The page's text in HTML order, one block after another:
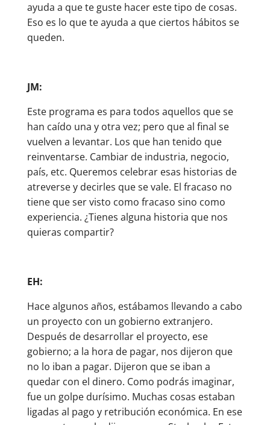
ayuda a que te guste hacer este tipo de cosas.
Eso es lo que te ayuda a que ciertos hábitos se
queden.
JM:
Este programa es para todos aquellos que se
han caído una y otra vez; pero que al final se
vuelven a levantar. Los que han tenido que
reinventarse. Cambiar de industria, negocio,
país, etc. Queremos celebrar esas historias de
atreverse y decirles que se vale. El fracaso no
tiene que ser visto como fracaso sino como
experiencia. ¿Tienes alguna historia que nos
quieras compartir?
EH:
Hace algunos años, estábamos llevando a cabo
un proyecto con un gobierno extranjero.
Después de desarrollar el proyecto, ese
gobierno; a la hora de pagar, nos dijeron que
no lo iban a pagar. Dijeron que se iban a
quedar con el dinero. Como podrás imaginar,
fue un golpe durísimo. Muchas cosas estaban
ligadas al pago y retribución económica. En ese